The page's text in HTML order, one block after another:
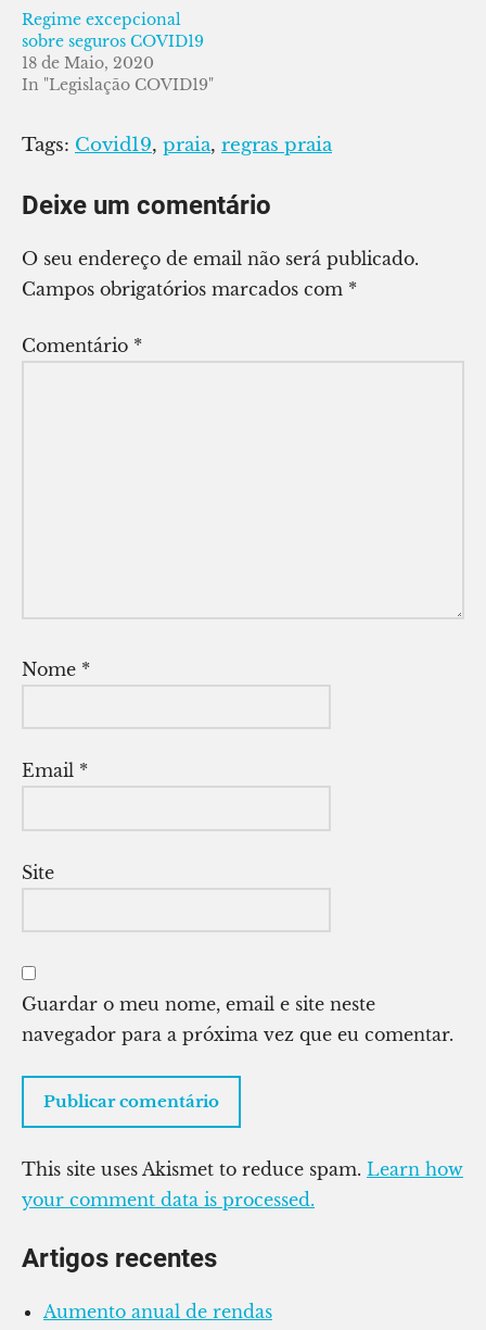
Regime excepcional
sobre seguros COVID19
18 de Maio, 2020
In "Legislação COVID19"
Tags: Covid19, praia, regras praia
Deixe um comentário
O seu endereço de email não será publicado.
Campos obrigatórios marcados com *
Comentário *
Nome *
Email *
Site
Guardar o meu nome, email e site neste
navegador para a próxima vez que eu comentar.
This site uses Akismet to reduce spam. Learn how
your comment data is processed.
Artigos recentes
Aumento anual de rendas